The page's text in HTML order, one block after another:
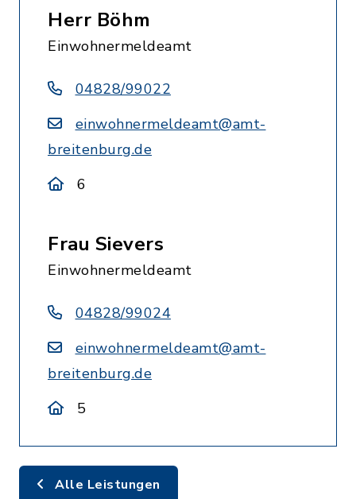
Herr Böhm
Einwohnermeldeamt
04828/99022
einwohnermeldeamt@amt-
breitenburg.de
6
Frau Sievers
Einwohnermeldeamt
04828/99024
einwohnermeldeamt@amt-
breitenburg.de
5
Alle Leistungen